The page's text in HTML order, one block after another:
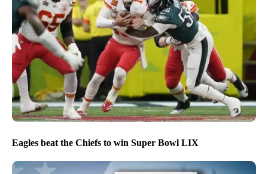
Eagles beat the Chiefs to win Super Bowl LIX